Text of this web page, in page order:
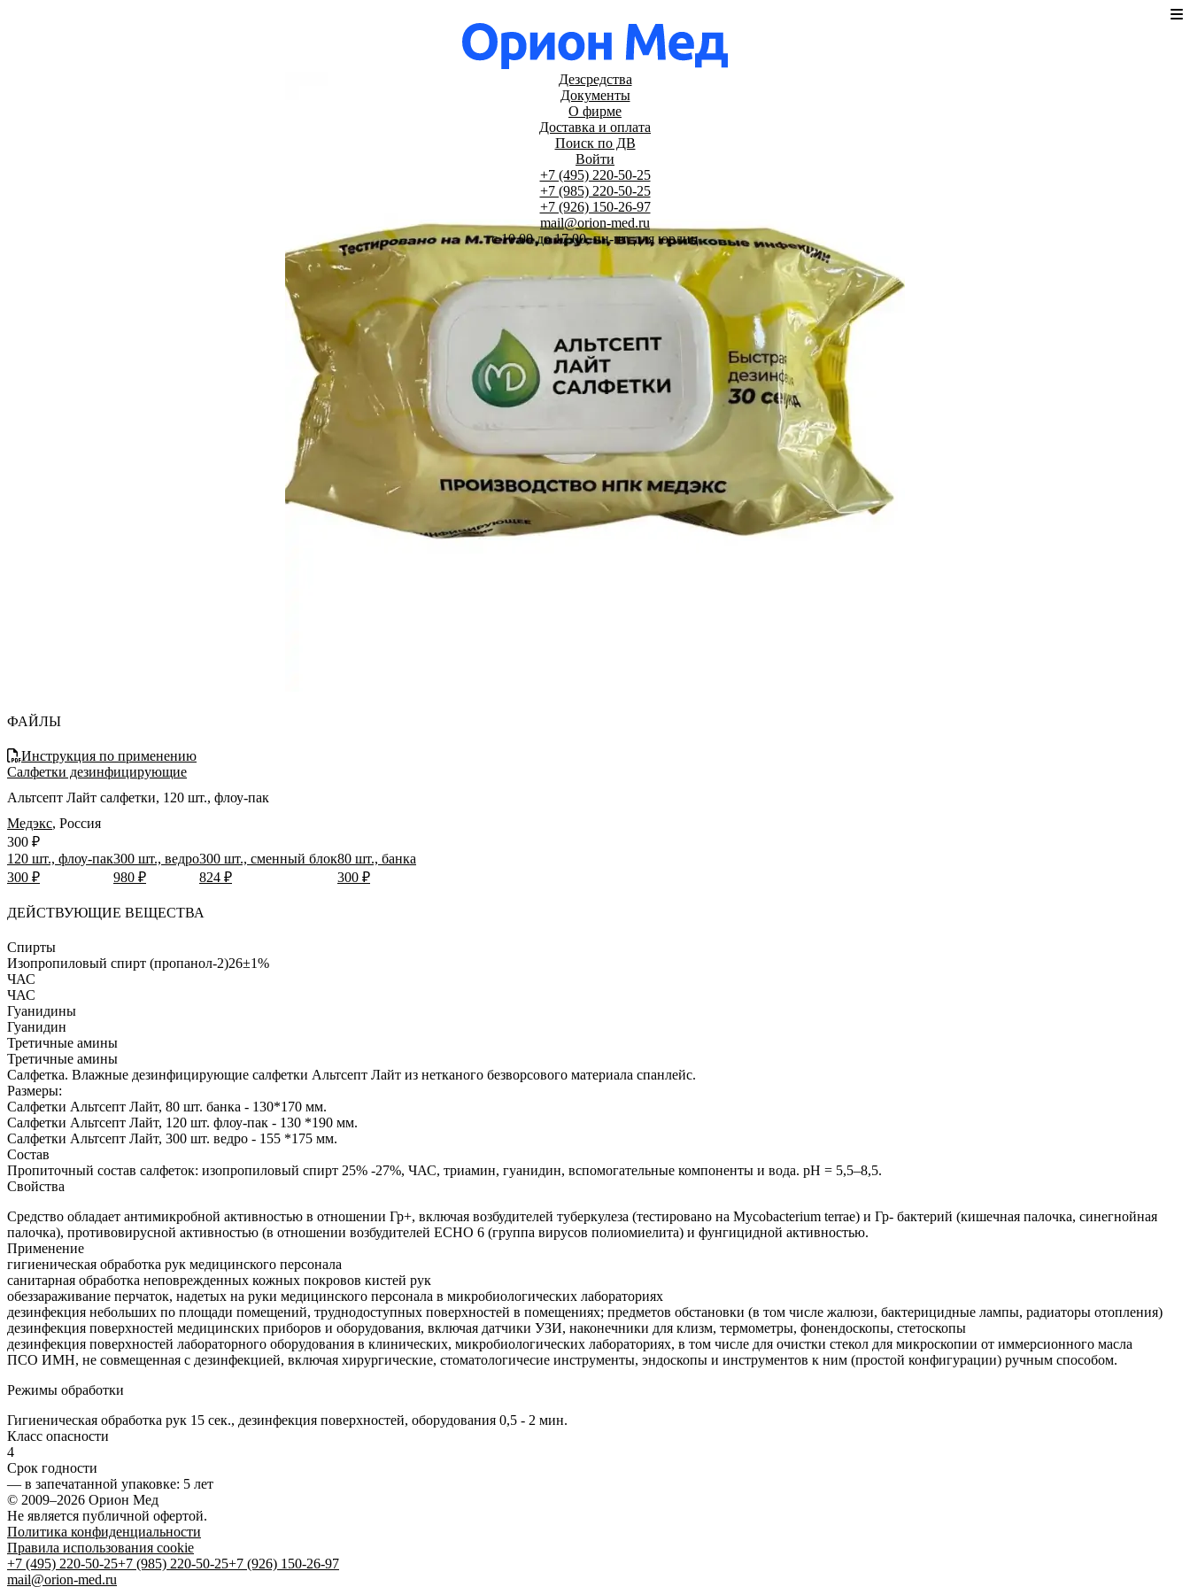
Дезсредства
Документы
О фирме
Доставка и оплата
Поиск по ДВ
Войти
+7 (495) 220-50-25
+7 (985) 220-50-25
+7 (926) 150-26-97
mail@orion-med.ru
c 10.00 до 17.00, пн-пт, для юрлиц
ФАЙЛЫ
Инструкция по применению
Салфетки дезинфицирующие
Альтсепт Лайт салфетки, 120 шт., флоу-пак
Медэкс, Россия
120 шт., флоу-пак
300 ₽
300 шт., ведро
980 ₽
300 шт., сменный блок
824 ₽
80 шт., банка
300 ₽
ДЕЙСТВУЮЩИЕ ВЕЩЕСТВА
Спирты
Изопропиловый спирт (пропанол-2)26±1%
ЧАС
ЧАС
Гуанидины
Гуанидин
Третичные амины
Третичные амины
Салфетка. Влажные дезинфицирующие салфетки Альтсепт Лайт из нетканого безворсового материала спанлейс.
Размеры:
Салфетки Альтсепт Лайт, 80 шт. банка - 130*170 мм.
Салфетки Альтсепт Лайт, 120 шт. флоу-пак - 130 *190 мм.
Салфетки Альтсепт Лайт, 300 шт. ведро - 155 *175 мм.
Состав
Пропиточный состав салфеток: изопропиловый спирт 25% -27%, ЧАС, триамин, гуанидин, вспомогательные компоненты и вода. pH = 5,5–8,5.
Свойства
Средство обладает антимикробной активностью в отношении Гр+, включая возбудителей туберкулеза (тестировано на Mycobacterium terrae) и Гр- бактерий (кишечная палочка, синегнойная
палочка), противовирусной активностью (в отношении возбудителей ECHO 6 (группа вирусов полиомиелита) и фунгицидной активностью.
Применение
гигиеническая обработка рук медицинского персонала
санитарная обработка неповрежденных кожных покровов кистей рук
обеззараживание перчаток, надетых на руки медицинского персонала в микробиологических лабораториях
дезинфекция небольших по площади помещений, труднодоступных поверхностей в помещениях; предметов обстановки (в том числе жалюзи, бактерицидные лампы, радиаторы отопления)
дезинфекция поверхностей медицинских приборов и оборудования, включая датчики УЗИ, наконечники для клизм, термометры, фонендоскопы, стетоскопы
дезинфекция поверхностей лабораторного оборудования в клинических, микробиологических лабораториях, в том числе для очистки стекол для микроскопии от иммерсионного масла
ПСО ИМН, не совмещенная с дезинфекцией, включая хирургические, стоматологичесие инструменты, эндоскопы и инструментов к ним (простой конфигурации) ручным способом.
Режимы обработки
Гигиеническая обработка рук 15 сек., дезинфекция поверхностей, оборудования 0,5 - 2 мин.
Класс опасности
4
Срок годности
— в запечатанной упаковке: 5 лет
300 ₽
© 2009–2026 Орион Мед
Не является публичной офертой.
Политика конфиденциальности
Правила использования cookie
+7 (495) 220-50-25+7 (985) 220-50-25+7 (926) 150-26-97
mail@orion-med.ru